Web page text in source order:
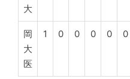
大
岡
大
医
1 0 0 0 0 0